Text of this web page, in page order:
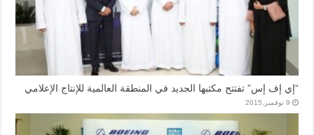
“إي إف إس” تفتتح مكتبها الجديد في المنطقة العالمية للإنتاج الإعلامي
9 نوفمبر,2015